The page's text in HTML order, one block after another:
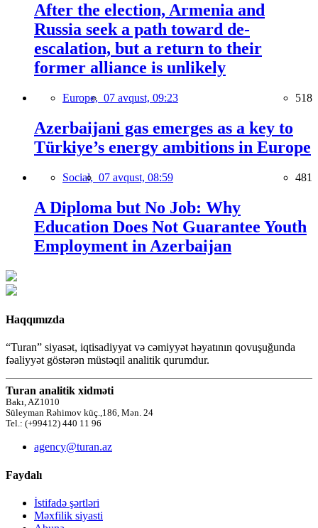
After the election, Armenia and
Russia seek a path toward de-
escalation, but a return to their
former alliance is unlikely
Europe, 07 avqust, 09:23 518
Azerbaijani gas emerges as a key to
Türkiye’s energy ambitions in Europe
Social, 07 avqust, 08:59 481
A Diploma but No Job: Why
Education Does Not Guarantee Youth
Employment in Azerbaijan
Haqqımızda
“Turan” siyasət, iqtisadiyyat və cəmiyyət həyatının qovuşuğunda
fəaliyyət göstərən müstəqil analitik qurumdur.
Turan analitik xidməti
Bakı, AZ1010
Süleyman Rəhimov küç.,186, Mən. 24
Tel.: (+99412) 440 11 96
agency@turan.az
Faydalı
İstifadə şərtləri
Məxfilik siyasti